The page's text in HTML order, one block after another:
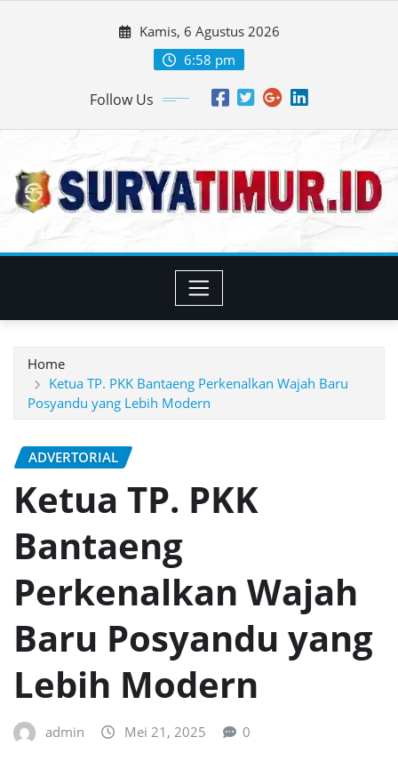
Kamis, 6 Agustus 2026
6:58 pm
Follow Us
Home
Ketua TP. PKK Bantaeng Perkenalkan Wajah Baru
Posyandu yang Lebih Modern
ADVERTORIAL
Ketua TP. PKK
Bantaeng
Perkenalkan Wajah
Baru Posyandu yang
Lebih Modern
admin Mei 21, 2025 0